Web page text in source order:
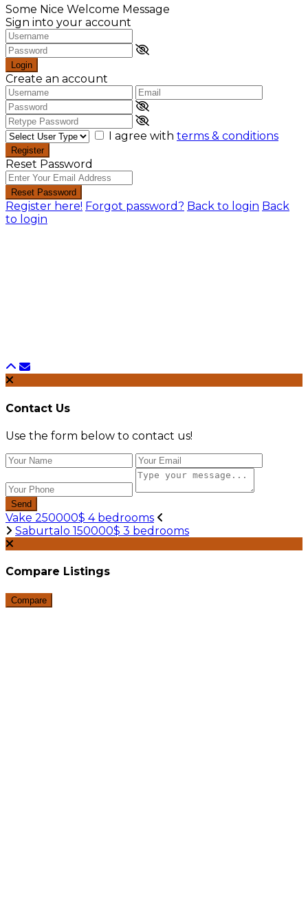
Some Nice Welcome Message
Sign into your account
Login
Create an account
I agree with terms & conditions
Register
Reset Password
Reset Password
Register here! Forgot password? Back to login Back
to login
Contact Us
Use the form below to contact us!
Send
Vake 250000$ 4 bedrooms
Saburtalo 150000$ 3 bedrooms
Compare Listings
Compare